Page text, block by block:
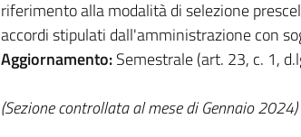
riferimento alla modalità di selezione
accordi stipulati dall'amministrazione con
Aggiornamento:Semestrale (art. 23, c. 1,
(Sezione controllata al mese di Gennaio 2024)